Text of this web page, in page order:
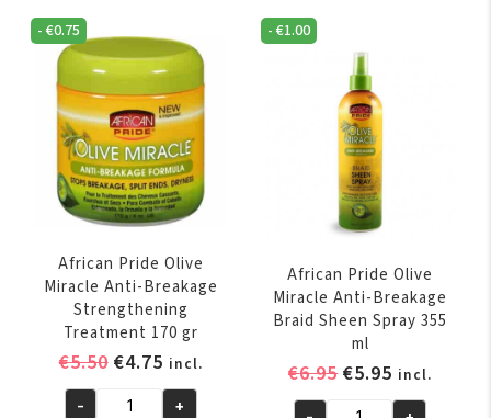
Miracle
Co-
Wash
Cleansing
Conditioner
355
ml
aantal
Silky
Smooth
aantal
-€0.75
African Pride Olive
Miracle Anti-Breakage
Strengthening
Treatment 170 gr
€5.50 Oorspronkelijke
€4.75Huidige
prijs
incl.
- +
-€1.00
African Pride Olive
Miracle Anti-Breakage
Braid Sheen Spray 355
ml
€6.95 €5.95 Huidige
prijs
incl.